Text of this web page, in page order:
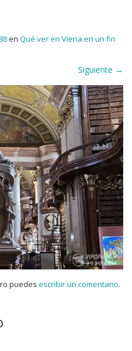
en Qué ver en Viena en un fin
Siguiente →
puedes escribir un comentario.